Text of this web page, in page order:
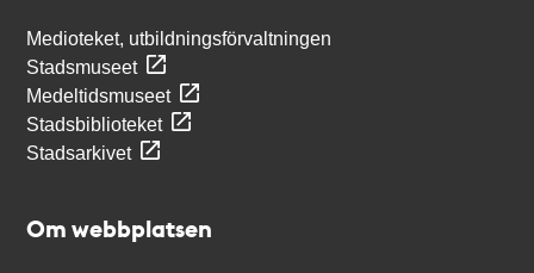
Medioteket, utbildningsförvaltningen
Stadsmuseet
Medeltidsmuseet
Stadsbiblioteket
Stadsarkivet
Om webbplatsen